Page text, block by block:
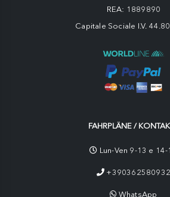
REA: 1889890
Capitale Sociale I.V.
FAHRPLÄNE /
Lun-Ven 9-13 e 14-
+390362580932
WhatsApp